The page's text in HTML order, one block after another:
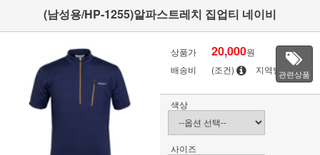
(남성용/HP-1255)알파스트레치 집업티 네이비
상품가 20,000원
배송비
(조건) 지역별관련상품
색상
사이즈